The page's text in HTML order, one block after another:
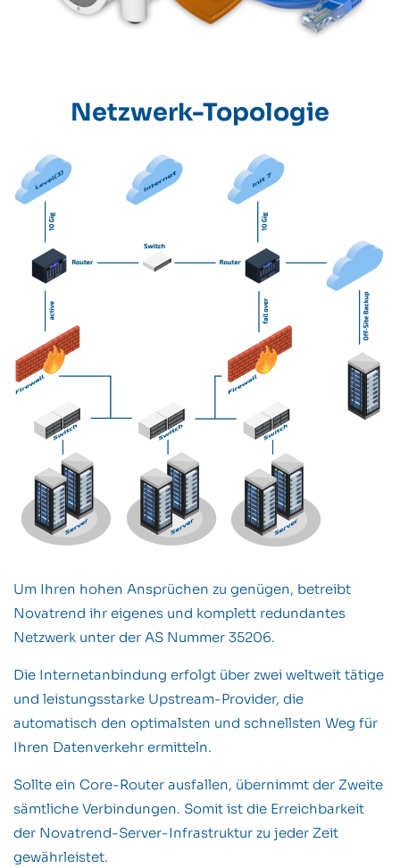
Netzwerk-Topologie
Um Ihren hohen Ansprüchen zu genügen, betreibt
Novatrend ihr eigenes und komplett redundantes
Netzwerk unter der AS Nummer 35206.
Die Internetanbindung erfolgt über zwei weltweit tätige
und leistungsstarke Upstream-Provider, die
automatisch den optimalsten und schnellsten Weg für
Ihren Datenverkehr ermitteln.
Sollte ein Core-Router ausfallen, übernimmt der Zweite
sämtliche Verbindungen. Somit ist die Erreichbarkeit
der Novatrend-Server-Infrastruktur zu jeder Zeit
gewährleistet.